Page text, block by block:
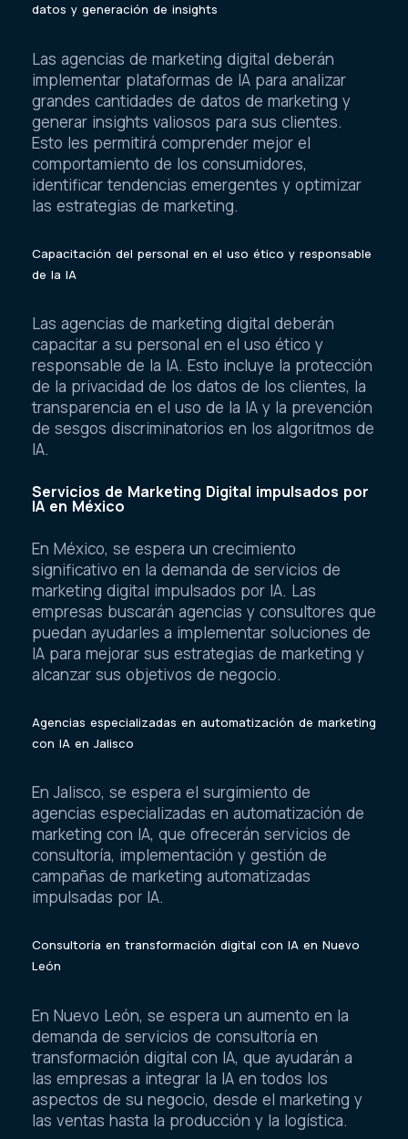
datos y generación de insights
Las agencias de marketing digital deberán
implementar plataformas de IA para analizar
grandes cantidades de datos de marketing y
generar insights valiosos para sus clientes.
Esto les permitirá comprender mejor el
comportamiento de los consumidores,
identificar tendencias emergentes y optimizar
las estrategias de marketing.
Capacitación del personal en el uso ético y responsable
de la IA
Las agencias de marketing digital deberán
capacitar a su personal en el uso ético y
responsable de la IA. Esto incluye la protección
de la privacidad de los datos de los clientes, la
transparencia en el uso de la IA y la prevención
de sesgos discriminatorios en los algoritmos de
IA.
Servicios de Marketing Digital impulsados por
IA en México
En México, se espera un crecimiento
significativo en la demanda de servicios de
marketing digital impulsados por IA. Las
empresas buscarán agencias y consultores que
puedan ayudarles a implementar soluciones de
IA para mejorar sus estrategias de marketing y
alcanzar sus objetivos de negocio.
Agencias especializadas en automatización de marketing
con IA en Jalisco
En Jalisco, se espera el surgimiento de
agencias especializadas en automatización de
marketing con IA, que ofrecerán servicios de
consultoría, implementación y gestión de
campañas de marketing automatizadas
impulsadas por IA.
Consultoría en transformación digital con IA en Nuevo
León
En Nuevo León, se espera un aumento en la
demanda de servicios de consultoría en
transformación digital con IA, que ayudarán a
las empresas a integrar la IA en todos los
aspectos de su negocio, desde el marketing y
las ventas hasta la producción y la logística.